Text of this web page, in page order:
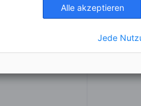
Alle akzeptieren
Jede